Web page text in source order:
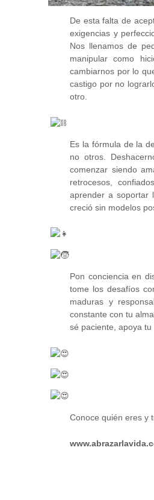
De esta falta de
exigencias y
Nos llenamos de
manipular como
cambiarnos por lo
castigo por no
otro.
Es la fórmula de la
no otros.
comenzar siendo
retrocesos,
aprender a soportar
creció sin modelos
Pon conciencia en
tome los desafíos
maduras y
constante con tu
sé paciente, apoya
Conoce quién eres y